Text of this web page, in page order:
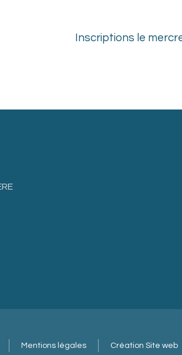
Inscriptions le
Mentions légales Création Site web